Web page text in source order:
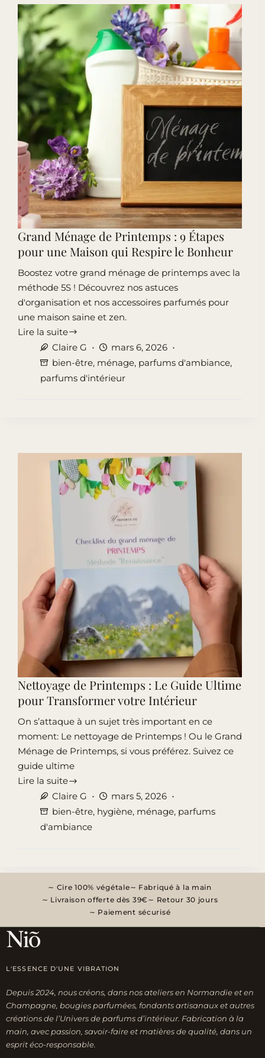
Éliminer
les
Mauvaises
Odeurs
&
Purifier
l’Air
Grand Ménage de Printemps : 9 Étapes
pour une Maison qui Respire le Bonheur
Boostez votre grand ménage de printemps avec la
méthode 5S ! Découvrez nos astuces
d'organisation et nos accessoires parfumés pour
une maison saine et zen.
Lire la suite
Grand
Ménage
Printemps
Claire G
mars 6, 2026
bien-être, ménage, parfums d'ambiance,
parfums d'intérieur
Nettoyage de Printemps : Le Guide Ultime
pour Transformer votre Intérieur
On s’attaque à un sujet très important en ce
moment: Le nettoyage de Printemps ! Ou le Grand
Ménage de Printemps, si vous préférez. Suivez ce
guide ultime
Lire la suite
Nettoyage
Printemps
votre
Intérieur
Claire G
mars 5, 2026
bien-être, hygiène, ménage, parfums
d'ambiance
Cire 100% végétale
Fabriqué à la main
Livraison offerte dès 39€
Retour 30 jours
Paiement sécurisé
L'ESSENCE D'UNE VIBRATION
Depuis 2024, nous créons, dans nos ateliers en Normandie et en
Champagne, bougies parfumées, fondants artisanaux et autres
créations de l’Univers de parfums d’intérieur. Fabrication à la
main, avec passion, savoir-faire et matières de qualité, dans un
esprit éco-responsable.